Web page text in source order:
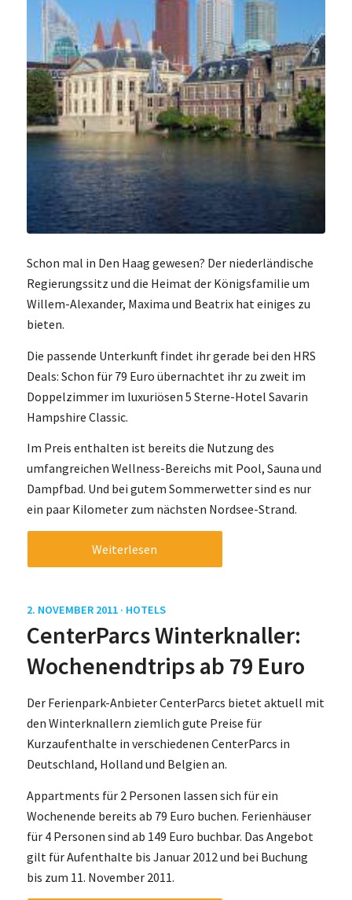
Schon mal in Den Haag gewesen? Der niederländische
Regierungssitz und die Heimat der Königsfamilie um
Willem-Alexander, Maxima und Beatrix hat einiges zu
bieten.
Die passende Unterkunft findet ihr gerade bei den HRS
Deals: Schon für 79 Euro übernachtet ihr zu zweit im
Doppelzimmer im luxuriösen 5 Sterne-Hotel Savarin
Hampshire Classic.
Im Preis enthalten ist bereits die Nutzung des
umfangreichen Wellness-Bereichs mit Pool, Sauna und
Dampfbad. Und bei gutem Sommerwetter sind es nur
ein paar Kilometer zum nächsten Nordsee-Strand.
Weiterlesen
2. NOVEMBER 2011 · HOTELS
CenterParcs Winterknaller:
Wochenendtrips ab 79 Euro
Der Ferienpark-Anbieter CenterParcs bietet aktuell mit
den Winterknallern ziemlich gute Preise für
Kurzaufenthalte in verschiedenen CenterParcs in
Deutschland, Holland und Belgien an.
Appartments für 2 Personen lassen sich für ein
Wochenende bereits ab 79 Euro buchen. Ferienhäuser
für 4 Personen sind ab 149 Euro buchbar. Das Angebot
gilt für Aufenthalte bis Januar 2012 und bei Buchung
bis zum 11. November 2011.